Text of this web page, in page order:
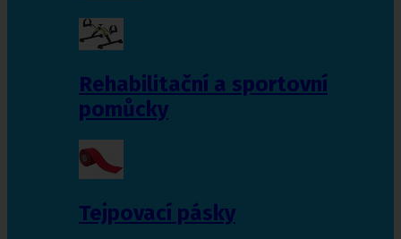
Rehabilitační a sportovní
pomůcky
Tejpovací pásky